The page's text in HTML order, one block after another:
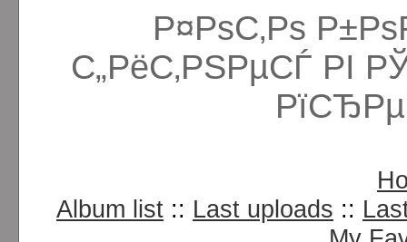
Р¤РѕС‚Рѕ
С„РёС‚РЅРµСЃ РІ
Album list :: Last uploads ::